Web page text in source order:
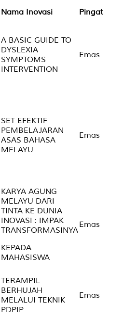
Nama Inovasi Pingat
A BASIC GUIDE TO
DYSLEXIA
SYMPTOMS
INTERVENTION
Emas
SET EFEKTIF
PEMBELAJARAN
ASAS BAHASA
MELAYU
Emas
KARYA AGUNG
MELAYU DARI
TINTA KE DUNIA
INOVASI : IMPAK
TRANSFORMASINYA
KEPADA
MAHASISWA
Emas
TERAMPIL
BERHUJAH
MELALUI TEKNIK
PDPIP
Emas